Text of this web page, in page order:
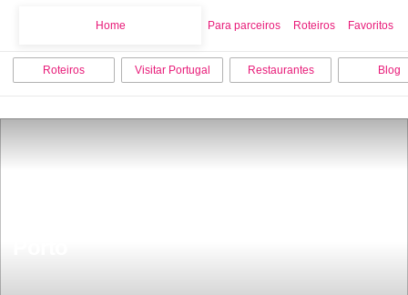
Home Para parceiros Roteiros Favoritos
Roteiros Visitar Portugal Restaurantes Blog